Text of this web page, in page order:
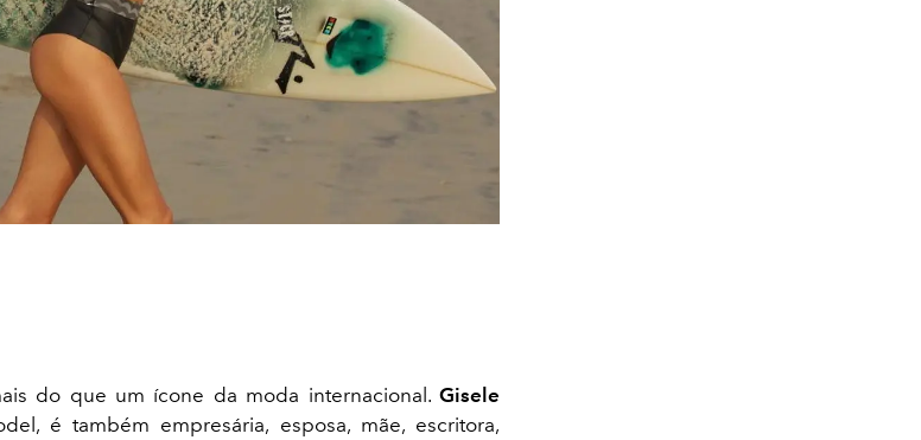
do que um ícone da moda internacional. Gisele
é também empresária, esposa, mãe, escritora,